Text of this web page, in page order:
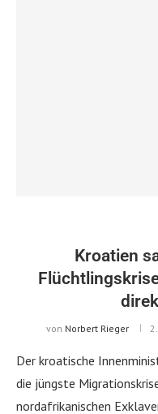
Kroatien
von Norbert Rieger
Der kroatische
die jüngste
nordafrikanischen